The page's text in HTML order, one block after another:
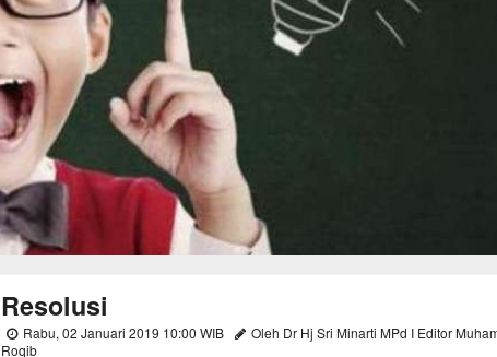
Resolusi
Rabu, 02 Januari 2019 10:00 WIB
Oleh Dr Hj Sri Minarti MPd I Editor
Roqib